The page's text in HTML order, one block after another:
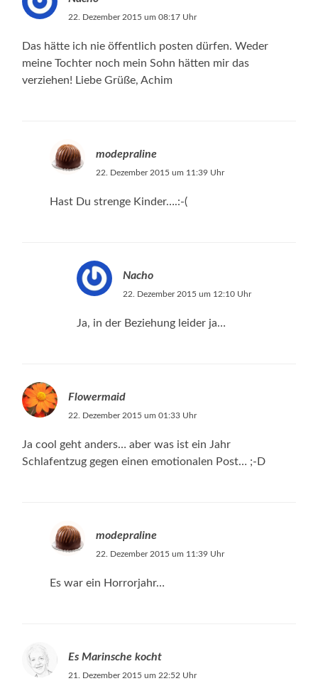
22. Dezember 2015 um 08:17 Uhr
Das hätte ich nie öffentlich posten dürfen. Weder
meine Tochter noch mein Sohn hätten mir das
verziehen! Liebe Grüße, Achim
modepraline
22. Dezember 2015 um 11:39 Uhr
Hast Du strenge Kinder….:-(
Nacho
22. Dezember 2015 um 12:10 Uhr
Ja, in der Beziehung leider ja…
Flowermaid
22. Dezember 2015 um 01:33 Uhr
Ja cool geht anders… aber was ist ein Jahr
Schlafentzug gegen einen emotionalen Post… ;-D
modepraline
22. Dezember 2015 um 11:39 Uhr
Es war ein Horrorjahr…
Es Marinsche kocht
21. Dezember 2015 um 22:52 Uhr